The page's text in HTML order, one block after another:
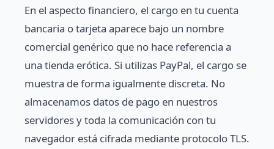
En el aspecto financiero, el cargo en tu cuenta
bancaria o tarjeta aparece bajo un nombre
comercial genérico que no hace referencia a
una tienda erótica. Si utilizas PayPal, el cargo se
muestra de forma igualmente discreta. No
almacenamos datos de pago en nuestros
servidores y toda la comunicación con tu
navegador está cifrada mediante protocolo TLS.